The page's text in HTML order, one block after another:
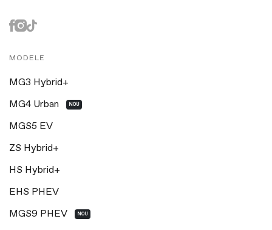
MODELE
MG3 Hybrid+
MG4 Urban NOU
MGS5 EV
ZS Hybrid+
HS Hybrid+
EHS PHEV
MGS9 PHEV NOU